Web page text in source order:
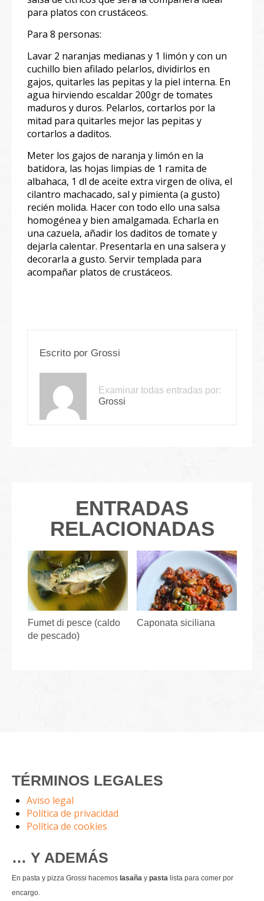
para platos con crustáceos.
Para 8 personas:
Lavar 2 naranjas medianas y 1 limón y con un
cuchillo bien afilado pelarlos, dividirlos en
gajos, quitarles las pepitas y la piel interna. En
agua hirviendo escaldar 200gr de tomates
maduros y duros. Pelarlos, cortarlos por la
mitad para quitarles mejor las pepitas y
cortarlos a daditos.
Meter los gajos de naranja y limón en la
batidora, las hojas limpias de 1 ramita de
albahaca, 1 dl de aceite extra virgen de oliva, el
cilantro machacado, sal y pimienta (a gusto)
recién molida. Hacer con todo ello una salsa
homogénea y bien amalgamada. Echarla en
una cazuela, añadir los daditos de tomate y
dejarla calentar. Presentarla en una salsera y
decorarla a gusto. Servir templada para
acompañar platos de crustáceos.
Escrito por Grossi
Examinar todas entradas por:
Grossi
ENTRADAS
RELACIONADAS
Fumet di pesce (caldo
de pescado)
Caponata siciliana
TÉRMINOS LEGALES
Aviso legal
Política de privacidad
Política de cookies
… Y ADEMÁS
En pasta y pizza Grossi hacemos lasaña y pasta lista para comer por
encargo.